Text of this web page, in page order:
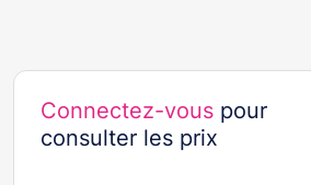
Connectez-vous pour
consulter les prix